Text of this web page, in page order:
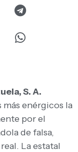
S. A.
enérgicos la
por el
de falsa,
La estatal